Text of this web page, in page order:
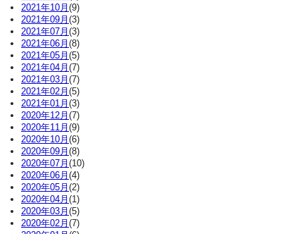
2021年10月 (9)
2021年09月 (3)
2021年07月 (3)
2021年06月 (8)
2021年05月 (5)
2021年04月 (7)
2021年03月 (7)
2021年02月 (5)
2021年01月 (3)
2020年12月 (7)
2020年11月 (9)
2020年10月 (6)
2020年09月 (8)
2020年07月 (10)
2020年06月 (4)
2020年05月 (2)
2020年04月 (1)
2020年03月 (5)
2020年02月 (7)